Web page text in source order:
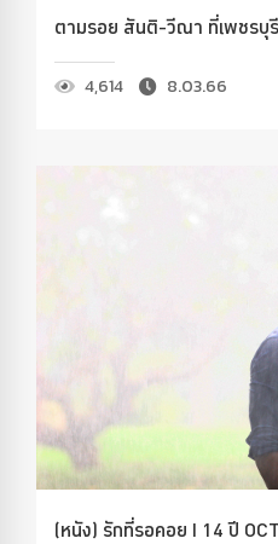
ตามรอย สันติ-วีณา ที่เพชรบุรี
4,614 8.03.66
(หนัง) รักที่รอคอย I 14 ปี